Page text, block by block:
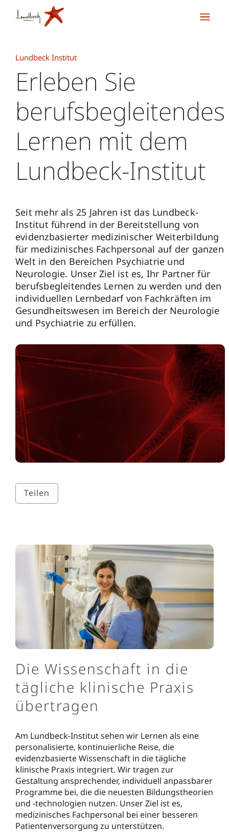
Teilen
Lundbeck Institut
Erleben Sie
berufsbegleitendes
Lernen mit dem
Lundbeck-Institut
Seit mehr als 25 Jahren ist das Lundbeck-
Institut führend in der Bereitstellung von
evidenzbasierter medizinischer Weiterbildung
für medizinisches Fachpersonal auf der ganzen
Welt in den Bereichen Psychiatrie und
Neurologie. Unser Ziel ist es, Ihr Partner für
berufsbegleitendes Lernen zu werden und den
individuellen Lernbedarf von Fachkräften im
Gesundheitswesen im Bereich der Neurologie
und Psychiatrie zu erfüllen.
Die Wissenschaft in die
tägliche klinische Praxis
übertragen
Am Lundbeck-Institut sehen wir Lernen als eine
personalisierte, kontinuierliche Reise, die
evidenzbasierte Wissenschaft in die tägliche
klinische Praxis integriert. Wir tragen zur
Gestaltung ansprechender, individuell anpassbarer
Programme bei, die die neuesten Bildungstheorien
und -technologien nutzen. Unser Ziel ist es,
medizinisches Fachpersonal bei einer besseren
Patientenversorgung zu unterstützen.